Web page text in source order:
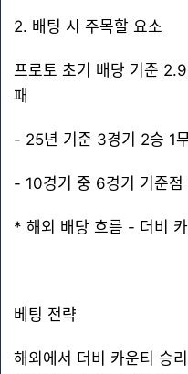
2. 배팅 시 주목할 요소
프로토 초기 배당 기준
패
- 25년 기준 3경기 2승 1
- 10경기 중 6경기 기준점
* 해외 배당 흐름 - 더비
베팅 전략
해외에서 더비 카운티 승